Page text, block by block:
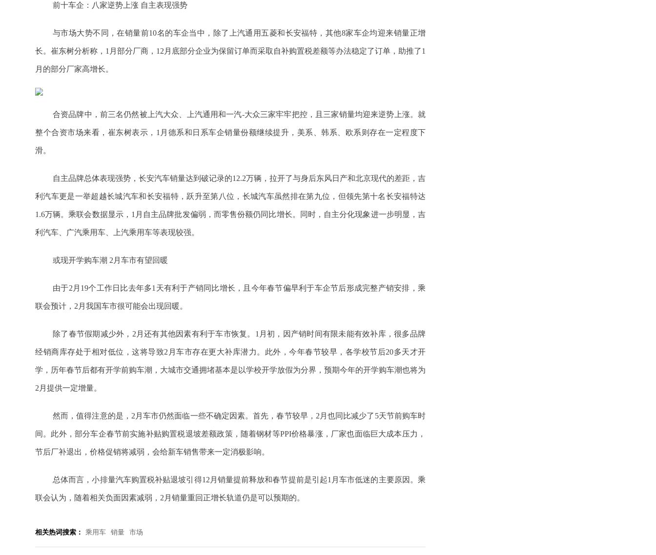
前十车企：八家逆势上涨 自主表现强势
与市场大势不同，在销量前10名的车企当中，除了上汽通用五菱和长安福特，其他8家车企均迎来销量正增
长。崔东树分析称，1月部分厂商，12月底部分企业为保留订单而采取自补购置税差额等办法稳定了订单，助推了1
月的部分厂家高增长。
合资品牌中，前三名仍然被上汽大众、上汽通用和一汽-大众三家牢牢把控，且三家销量均迎来逆势上涨。就
整个合资市场来看，崔东树表示，1月德系和日系车企销量份额继续提升，美系、韩系、欧系则存在一定程度下
滑。
自主品牌总体表现强势，长安汽车销量达到破记录的12.2万辆，拉开了与身后东风日产和北京现代的差距，吉
利汽车更是一举超越长城汽车和长安福特，跃升至第八位，长城汽车虽然排在第九位，但领先第十名长安福特达
1.6万辆。乘联会数据显示，1月自主品牌批发偏弱，而零售份额仍同比增长。同时，自主分化现象进一步明显，吉
利汽车、广汽乘用车、上汽乘用车等表现较强。
或现开学购车潮 2月车市有望回暖
由于2月19个工作日比去年多1天有利于产销同比增长，且今年春节偏早利于车企节后形成完整产销安排，乘
联会预计，2月我国车市很可能会出现回暖。
除了春节假期减少外，2月还有其他因素有利于车市恢复。1月初，因产销时间有限未能有效补库，很多品牌
经销商库存处于相对低位，这将导致2月车市存在更大补库潜力。此外，今年春节较早，各学校节后20多天才开
学，历年春节后都有开学前购车潮，大城市交通拥堵基本是以学校开学放假为分界，预期今年的开学购车潮也将为
2月提供一定增量。
然而，值得注意的是，2月车市仍然面临一些不确定因素。首先，春节较早，2月也同比减少了5天节前购车时
间。此外，部分车企春节前实施补贴购置税退坡差额政策，随着钢材等PPI价格暴涨，厂家也面临巨大成本压力，
节后厂补退出，价格促销将减弱，会给新车销售带来一定消极影响。
总体而言，小排量汽车购置税补贴退坡引得12月销量提前释放和春节提前是引起1月车市低迷的主要原因。乘
联会认为，随着相关负面因素减弱，2月销量重回正增长轨道仍是可以预期的。
相关热词搜索： 乘用车 销量 市场